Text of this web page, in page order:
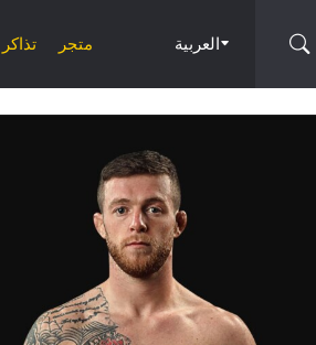
تذاكر متجر العربية